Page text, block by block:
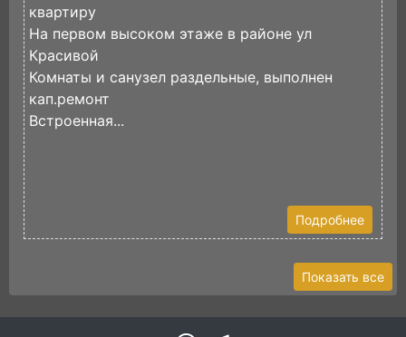
квартиру
На первом высоком этаже в районе ул
Красивой
Комнаты и санузел раздельные, выполнен
кап.ремонт
Встроенная...
Подробнее
Показать все